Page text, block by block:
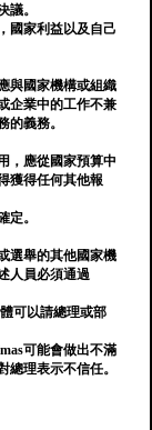
議。
國家利益以及自己
與國家機構或組織
企業中的工作不兼
的義務。
，應從國家預算中
獲得任何其他報
定。
選舉的其他國家機
人員必須通過
可以請總理或部
可能會做出不滿
總理表示不信任。